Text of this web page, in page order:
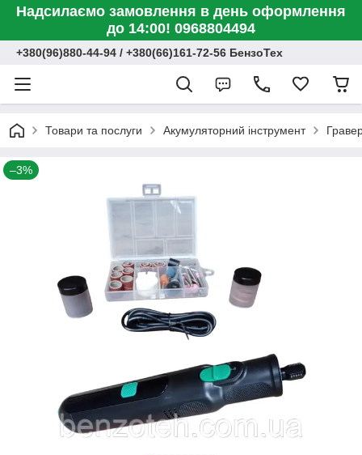
Надсилаємо замовлення в день оформлення
до 14:00! 0968804494
+380(96)880-44-94 / +380(66)161-72-56 БензоТех
Товари та послуги Акумуляторний інструмент
–3%